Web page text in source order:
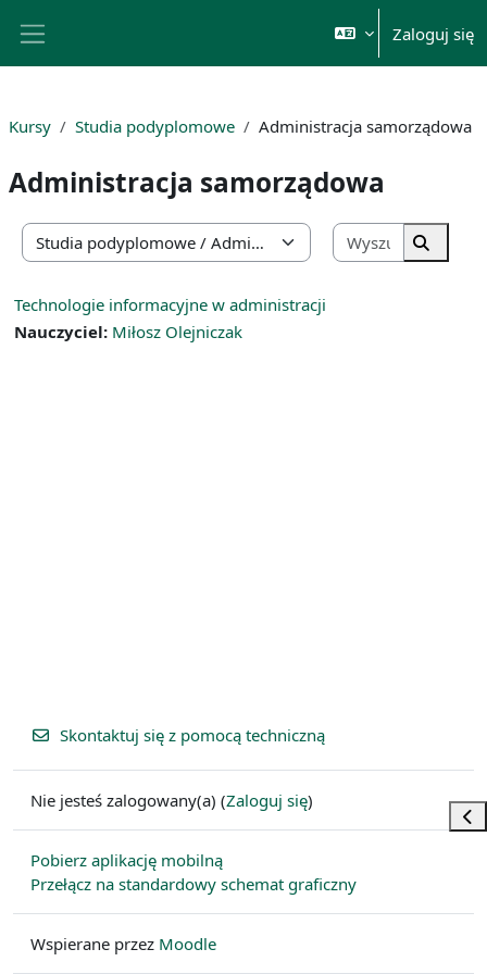
Zaloguj się
Kursy Studia podyplomowe Administracja samorządowa
Administracja samorządowa
Kategorie kursów
Wyszukaj
Technologie informacyjne w administracji
Nauczyciel: Miłosz Olejniczak
Skontaktuj się z pomocą techniczną
Nie jesteś zalogowany(a) (Zaloguj się)
Pobierz aplikację mobilną
Przełącz na standardowy schemat graficzny
Wspierane przez Moodle